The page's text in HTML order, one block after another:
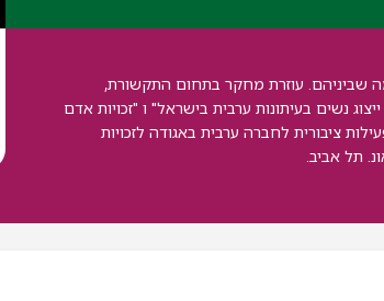
שביניהם. עוזרת מחקר בתחום התקשורת,
נשים בעיתונות ערבית בישראל" ו "זכויות אדם
ציבורית לחברה ערבית באגודה לזכויות
תל אביב.